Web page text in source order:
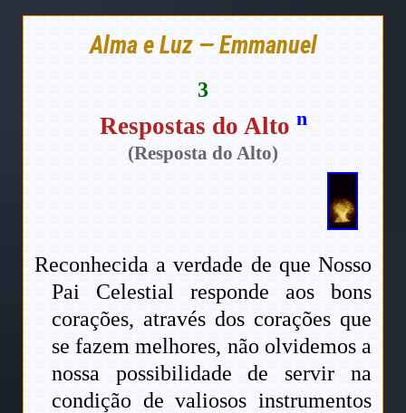
Alma e Luz — Emmanuel
3
Respostas do Alto n
(Resposta do Alto)
Reconhecida a verdade de que Nosso
Pai Celestial responde aos bons
corações, através dos corações que
se fazem melhores, não olvidemos a
nossa possibilidade de servir na
condição de valiosos instrumentos